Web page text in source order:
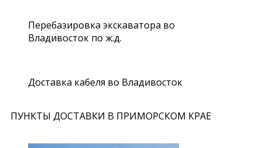
Перебазировка экскаватора во
Владивосток по ж.д.
Доставка кабеля во Владивосток
ПУНКТЫ ДОСТАВКИ В ПРИМОРСКОМ КРАЕ